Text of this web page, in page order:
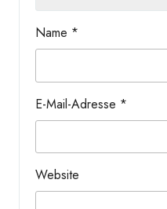
Name *
E-Mail-Adresse *
Website